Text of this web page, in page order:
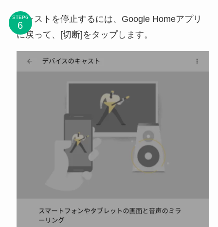
STEP6
キャストを停止するには、Google Homeアプリ
に戻って、[切断]をタップします。